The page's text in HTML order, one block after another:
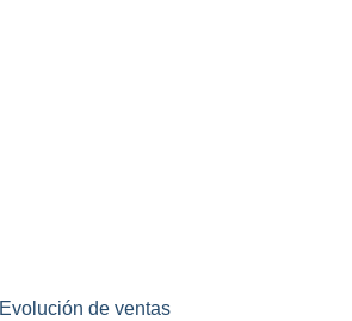
Evolución de ventas